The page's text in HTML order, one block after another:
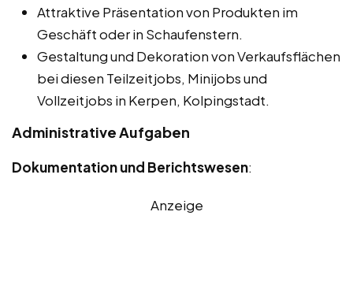
Attraktive Präsentation von Produkten im
Geschäft oder in Schaufenstern.
Gestaltung und Dekoration von Verkaufsflächen
bei diesen Teilzeitjobs, Minijobs und
Vollzeitjobs in Kerpen, Kolpingstadt.
Administrative Aufgaben
Dokumentation und Berichtswesen:
Anzeige